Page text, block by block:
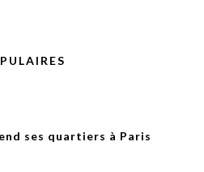
ses quartiers à Paris